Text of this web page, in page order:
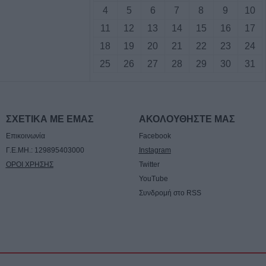
ο
στον ΠΑΟΚ
4
5 6 7 8 9
10
11
12 13 14 15 16
17
18
19 20 21 22 23
24
25
26 27 28 29 30 31
ΣΧΕΤΙΚΑ ΜΕ ΕΜΑΣ
Επικοινωνία
Γ.Ε.ΜΗ.: 129895403000
ΟΡΟΙ ΧΡΗΣΗΣ
ΑΚΟΛΟΥΘΗΣΤΕ ΜΑΣ
Facebook
Instagram
Twitter
YouTube
Συνδρομή στο RSS